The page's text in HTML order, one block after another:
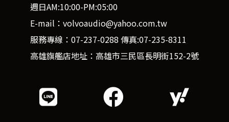
週日AM:10:00-PM:05:00
E-mail：volvoaudio@yahoo.com.tw
服務專線：07-237-0288 傳真:07-235-8311
高雄旗艦店地址：高雄市三民區長明街152-2號